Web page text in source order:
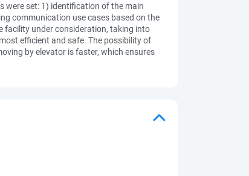
were set: 1) identification of the main
communication use cases based on the
facility under consideration, taking into
efficient and safe. The possibility of
by elevator is faster, which ensures